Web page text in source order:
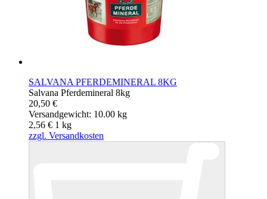
SALVANA PFERDEMINERAL 8KG
Salvana Pferdemineral 8kg
20,50 €
Versandgewicht: 10.00 kg
2,56 € 1 kg
zzgl. Versandkosten